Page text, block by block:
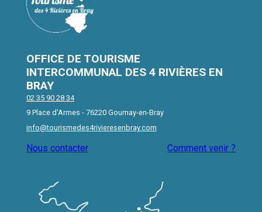
OFFICE DE TOURISME
INTERCOMMUNAL DES 4 RIVIÈRES EN
BRAY
02 35 90 28 34
9 Place d'Armes - 76220 Gournay-en-Bray
info@tourismedes4rivieresenbray.com
Nous contacter Comment venir ?